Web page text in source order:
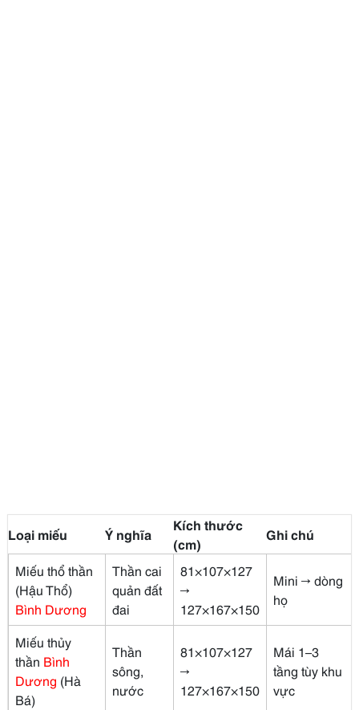
Loại miếu Ý nghĩa
Kích thước
(cm)
Ghi chú
Miếu thổ thần
(Hậu Thổ)
Bình Dương
Thần cai
quản đất
đai
81×107×127
→
127×167×150
Mini → dòng
họ
Miếu thủy
thần Bình
Dương (Hà
Bá)
Thần
sông,
nước
81×107×127
→
127×167×150
Mái 1–3
tầng tùy khu
vực